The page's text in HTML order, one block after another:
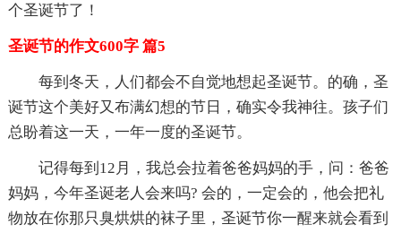
个圣诞节了！
圣诞节的作文600字 篇5
每到冬天，人们都会不自觉地想起圣诞节。的确，圣
诞节这个美好又布满幻想的节日，确实令我神往。孩子们
总盼着这一天，一年一度的圣诞节。
记得每到12月，我总会拉着爸爸妈妈的手，问：爸爸
妈妈，今年圣诞老人会来吗? 会的，一定会的，他会把礼
物放在你那只臭烘烘的袜子里，圣诞节你一醒来就会看到